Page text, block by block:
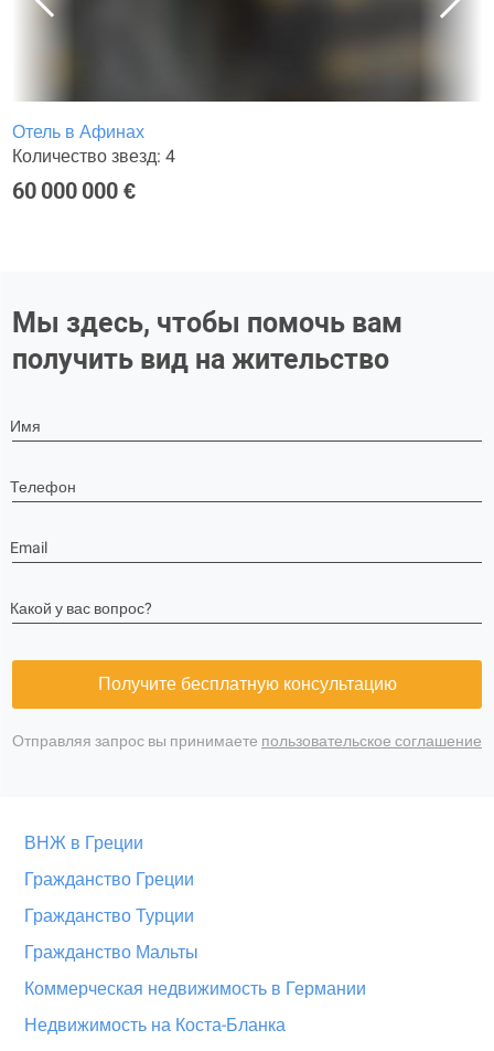
Отель в Афинах
Количество звезд: 4
60 000 000 €
Мы здесь, чтобы помочь вам
получить вид на жительство
Имя
Телефон
Email
Какой у вас вопрос?
Получите бесплатную консультацию
Отправляя запрос вы принимаете пользовательское соглашение
ВНЖ в Греции
Гражданство Греции
Гражданство Турции
Гражданство Мальты
Коммерческая недвижимость в Германии
Недвижимость на Коста-Бланка